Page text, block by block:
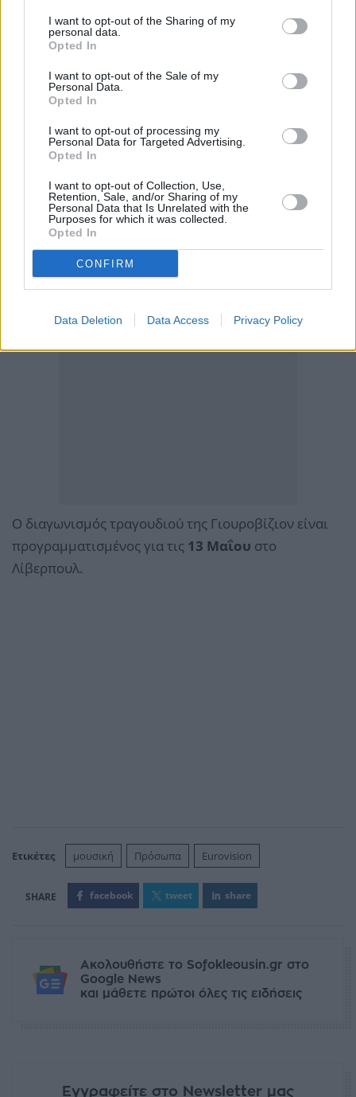
I want to opt-out of the Sharing of my
personal data.
Opted In
I want to opt-out of the Sale of my
Personal Data.
Opted In
I want to opt-out of processing my
Personal Data for Targeted Advertising.
Opted In
I want to opt-out of Collection, Use,
Retention, Sale, and/or Sharing of my
Personal Data that Is Unrelated with the
Purposes for which it was collected.
Opted In
CONFIRM
Data Deletion Data Access Privacy Policy
Ο διαγωνισμός τραγουδιού της Γιουροβίζιον είναι
προγραμματισμένος για τις 13 Μαΐου στο
Λίβερπουλ.
Ετικέτες μουσική Πρόσωπα Eurovision
facebook tweet share
Ακολουθήστε το Sofokleousin.gr στο
Google News
και μάθετε πρώτοι όλες τις ειδήσεις
Εγγραφείτε στο Newsletter μας